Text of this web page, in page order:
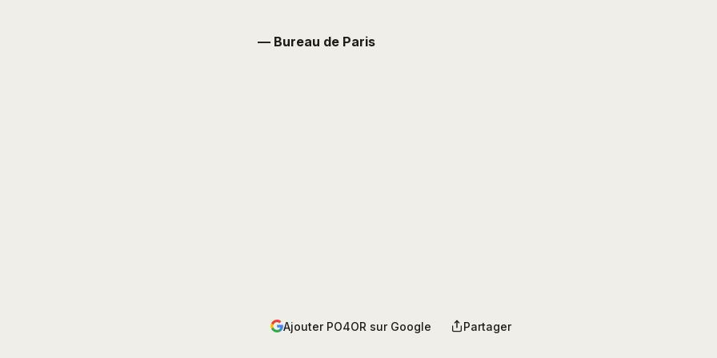
— Bureau de Paris
Ajouter PO4OR sur Google Partager